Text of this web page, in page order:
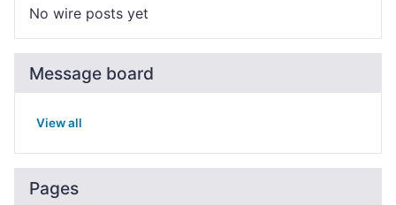
No wire posts yet
Message board
View all
Pages